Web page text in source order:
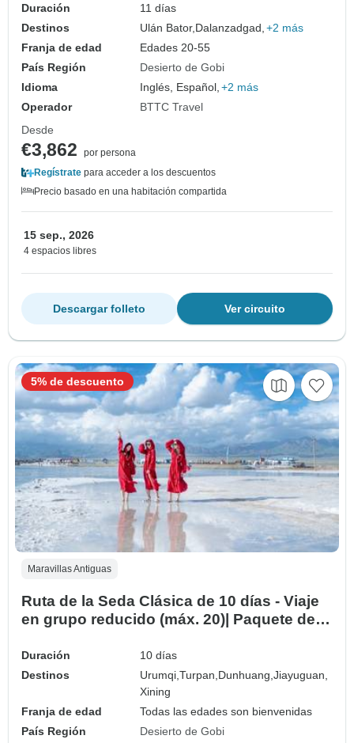
Duración
11 días
Destinos
Ulán Bator, Dalanzadgad, +2 más
Franja de edad
Edades 20-55
País Región
Desierto de Gobi
Idioma
Inglés, Español, +2 más
Operador
BTTC Travel
Desde
€3,862
por persona
Regístrate para acceder a los descuentos
Precio basado en una habitación compartida
15 sep., 2026
4 espacios libres
Ver circuito
Descargar folleto
Maravillas Antiguas
Ruta de la Seda Clásica de 10 días - Viaje
en grupo reducido (máx. 20)| Paquete de
Duración
10 días
Destinos
Urumqi,Turpan, Dunhuang,Jiayuguan,
Xining
Franja de edad
Todas las edades son bienvenidas
País Región
Desierto de Gobi
5% de descuento